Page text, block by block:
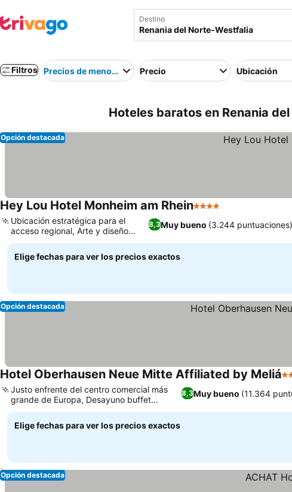
Destino
Filtros Precios de menor a mayorPrecio Ubicación
Hoteles baratos en Renania
Opción destacada
Hey Lou Hotel Monheim am Rhein4 Estrellas
8,3Muy bueno (3.244 puntuaciones)
Ubicación estratégica para el
acceso regional, Arte y diseño
estimulantes
Elige fechas para ver los precios exactos
Opción destacada
Hotel Oberhausen Neue Mitte Affiliated by Meliá4
8,3Muy bueno (11.364
Justo enfrente del centro comercial más
grande de Europa, Desayuno buffet
internacional muy variado
Elige fechas para ver los precios exactos
Opción destacada